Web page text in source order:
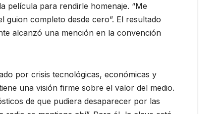
película para rendirle homenaje. “Me
guion completo desde cero”. El resultado
alcanzó una mención en la convención
por crisis tecnológicas, económicas y
una visión firme sobre el valor del medio.
de que pudiera desaparecer por las